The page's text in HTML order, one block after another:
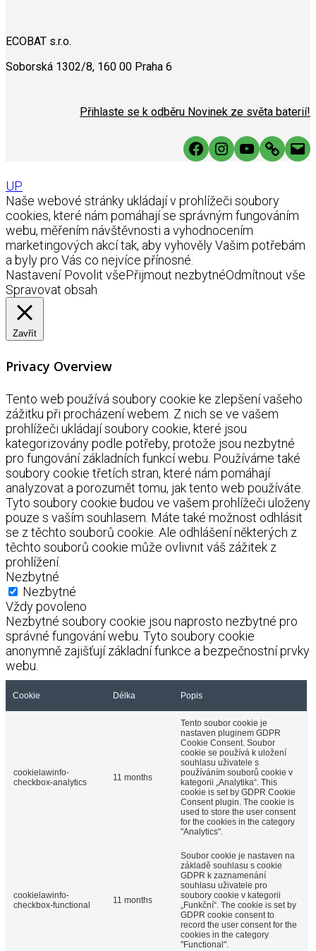
ECOBAT s.r.o.
Soborská 1302/8, 160 00 Praha 6
Přihlaste se k odběru Novinek ze světa baterií!
Facebook
Instagram
YouTube
Link
UP
Naše webové stránky ukládají v prohlížeči soubory
cookies, které nám pomáhají se správným fungováním
webu, měřením návštěvnosti a vyhodnocením
marketingových akcí tak, aby vyhověly Vašim potřebám
a byly pro Vás co nejvíce přínosné.
Nastavení Povolit všePřijmout nezbytnéOdmítnout vše
Spravovat obsah
Zavřít
Privacy Overview
Tento web používá soubory cookie ke zlepšení vašeho
zážitku při procházení webem. Z nich se ve vašem
prohlížeči ukládají soubory cookie, které jsou
kategorizovány podle potřeby, protože jsou nezbytné
pro fungování základních funkcí webu. Používáme také
soubory cookie třetích stran, které nám pomáhají
analyzovat a porozumět tomu, jak tento web používáte.
Tyto soubory cookie budou ve vašem prohlížeči uloženy
pouze s vaším souhlasem. Máte také možnost odhlásit
se z těchto souborů cookie. Ale odhlášení některých z
těchto souborů cookie může ovlivnit váš zážitek z
prohlížení.
Nezbytné
Nezbytné
Vždy povoleno
Nezbytné soubory cookie jsou naprosto nezbytné pro
správné fungování webu. Tyto soubory cookie
anonymně zajišťují základní funkce a bezpečnostní prvky
webu.
Cookie Délka Popis
cookielawinfo-
checkbox-analytics
11 months
Tento soubor cookie je
nastaven pluginem GDPR
Cookie Consent. Soubor
cookie se používá k uložení
souhlasu uživatele s
používáním souborů cookie v
kategorii „Analytika“. This
cookie is set by GDPR Cookie
Consent plugin. The cookie is
used to store the user consent
for the cookies in the category
"Analytics".
cookielawinfo-
checkbox-functional
11 months
Soubor cookie je nastaven na
základě souhlasu s cookie
GDPR k zaznamenání
souhlasu uživatele pro
soubory cookie v kategorii
„Funkční“. The cookie is set by
GDPR cookie consent to
record the user consent for the
cookies in the category
"Functional".